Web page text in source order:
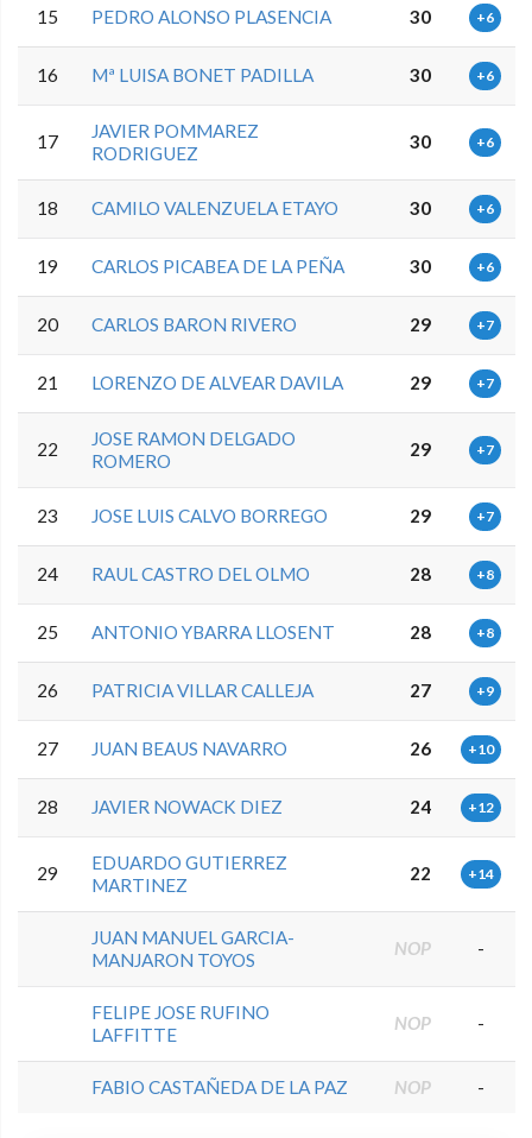
15 PEDRO ALONSO PLASENCIA 30 +6
16 Mª LUISA BONET PADILLA 30 +6
17
JAVIER POMMAREZ
RODRIGUEZ
30 +6
18 CAMILO VALENZUELA ETAYO 30 +6
19 CARLOS PICABEA DE LA PEÑA 30 +6
20 CARLOS BARON RIVERO 29 +7
21 LORENZO DE ALVEAR DAVILA 29 +7
22
JOSE RAMON DELGADO
ROMERO
29 +7
23 JOSE LUIS CALVO BORREGO 29 +7
24 RAUL CASTRO DEL OLMO 28 +8
25 ANTONIO YBARRA LLOSENT 28 +8
26 PATRICIA VILLAR CALLEJA 27 +9
27 JUAN BEAUS NAVARRO 26 +10
28 JAVIER NOWACK DIEZ 24 +12
29
EDUARDO GUTIERREZ
MARTINEZ
22 +14
JUAN MANUEL GARCIA-
MANJARON TOYOS
NOP -
FELIPE JOSE RUFINO
LAFFITTE
NOP -
FABIO CASTAÑEDA DE LA PAZ NOP -